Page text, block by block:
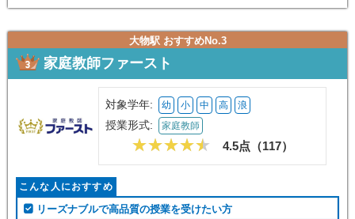
大物駅 おすすめNo.3
家庭教師ファースト
対象学年: 幼 小 中 高 浪
授業形式: 家庭教師
4.5点（117）
こんな人におすすめ
リーズナブルで高品質の授業を受けたい方